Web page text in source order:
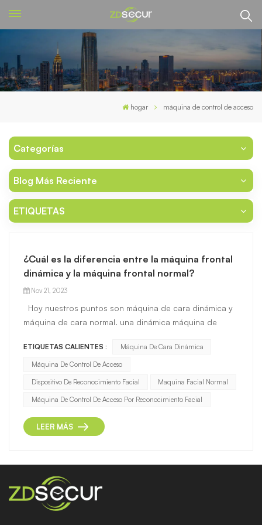
hogar máquina de control de acceso
Categorías
Blog Más Reciente
ETIQUETAS
¿Cuál es la diferencia entre la máquina frontal
dinámica y la máquina frontal normal?
Nov 21, 2023
Hoy nuestros puntos son máquina de cara dinámica y
máquina de cara normal. una dinámica máquina de
Normalmente se refiere a un dispositivo de
reconocimiento facial que incorpora tecnología de
reconocimiento facial dinámico o...
ETIQUETAS CALIENTES : Máquina De Cara Dinámica
Máquina De Control De Acceso
Dispositivo De Reconocimiento Facial Maquina Facial Normal
Máquina De Control De Acceso Por Reconocimiento Facial
LEER MÁS